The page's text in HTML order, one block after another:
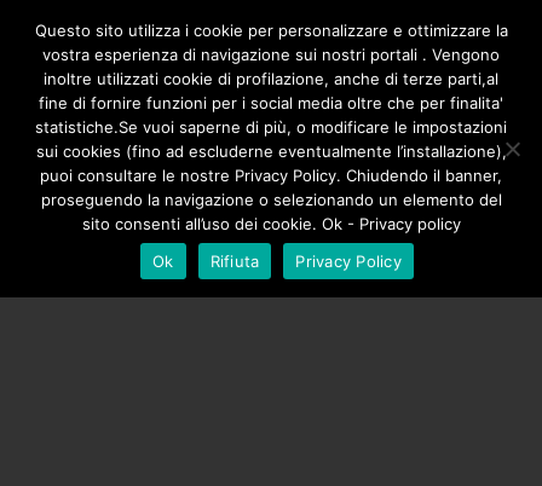
Questo sito utilizza i cookie per personalizzare e ottimizzare la
vostra esperienza di navigazione sui nostri portali . Vengono
inoltre utilizzati cookie di profilazione, anche di terze parti,al
fine di fornire funzioni per i social media oltre che per finalita'
statistiche.Se vuoi saperne di più, o modificare le impostazioni
sui cookies (fino ad escluderne eventualmente l’installazione),
puoi consultare le nostre Privacy Policy. Chiudendo il banner,
proseguendo la navigazione o selezionando un elemento del
sito consenti all’uso dei cookie. Ok - Privacy policy
Ok
Rifiuta Privacy Policy